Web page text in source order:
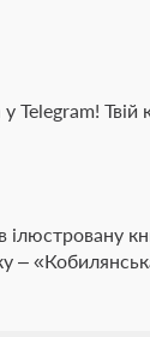
Telegram! Твій
ілюстровану
–